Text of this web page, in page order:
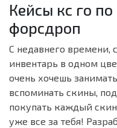
Кейсы кс го
форсдроп
С недавнего времени,
инвентарь в одном
очень хочешь
вспоминать скины,
покупать каждый
уже все за тебя!